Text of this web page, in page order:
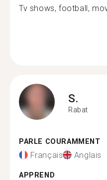
Tv shows, football,
S.
Rabat
PARLE COURAMMENT
Français Anglais
APPREND